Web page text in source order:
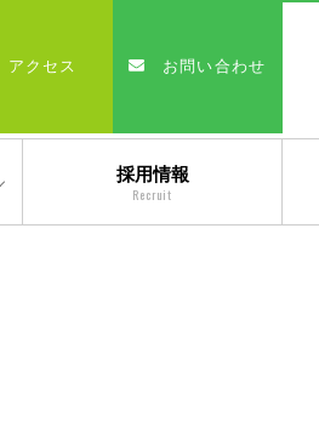
採用情報
Recruit
アクセス お問い合わせ